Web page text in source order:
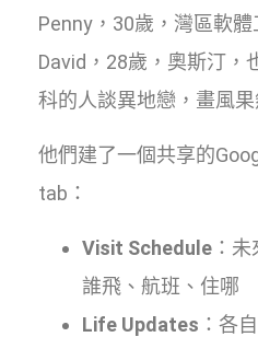
Penny，30歲，灣區軟
David，28歲，奧斯汀，
科的人談異地戀，畫風果
他們建了一個共享的
tab：
Visit Schedule ：
誰飛、航班、住哪
Life Updates ：各